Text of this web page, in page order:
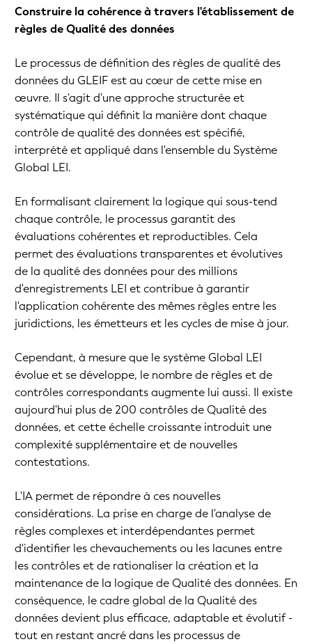
Construire la cohérence à travers l'établissement de
règles de Qualité des données
Le processus de définition des règles de qualité des
données du GLEIF est au cœur de cette mise en
œuvre. Il s'agit d'une approche structurée et
systématique qui définit la manière dont chaque
contrôle de qualité des données est spécifié,
interprété et appliqué dans l'ensemble du Système
Global LEI.
En formalisant clairement la logique qui sous-tend
chaque contrôle, le processus garantit des
évaluations cohérentes et reproductibles. Cela
permet des évaluations transparentes et évolutives
de la qualité des données pour des millions
d'enregistrements LEI et contribue à garantir
l'application cohérente des mêmes règles entre les
juridictions, les émetteurs et les cycles de mise à jour.
Cependant, à mesure que le système Global LEI
évolue et se développe, le nombre de règles et de
contrôles correspondants augmente lui aussi. Il existe
aujourd'hui plus de 200 contrôles de Qualité des
données, et cette échelle croissante introduit une
complexité supplémentaire et de nouvelles
contestations.
L'IA permet de répondre à ces nouvelles
considérations. La prise en charge de l'analyse de
règles complexes et interdépendantes permet
d'identifier les chevauchements ou les lacunes entre
les contrôles et de rationaliser la création et la
maintenance de la logique de Qualité des données. En
conséquence, le cadre global de la Qualité des
données devient plus efficace, adaptable et évolutif -
tout en restant ancré dans les processus de